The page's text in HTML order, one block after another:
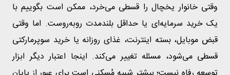
وقتی خانوار یخچال را قسطی می‌خرد، ممکن است بگوییم با
یک خرید سرمایه‌ای یا حداقل بلندمدت روبه‌روست. اما وقتی
قبض موبایل، بسته اینترنت، غذای روزانه یا خرید سوپرمارکتی
قسطی می‌شود، مسئله تغییر می‌کند. اینجا اعتبار دیگر ابزار